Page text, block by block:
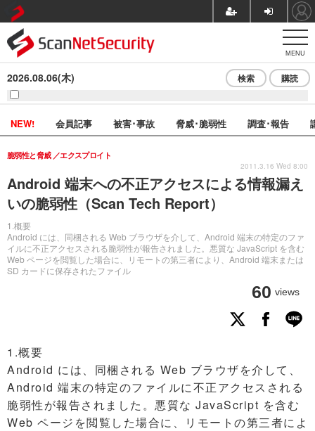
MENU
2026.08.06(木) 検索 購読
NEW! 会員記事 被害･事故 脅威･脆弱性 調査･報告
Android 端末への不正アクセスによる情報漏え
いの脆弱性（Scan Tech Report）
1.概要
Android には、同梱される Web ブラウザを介して、Android 端末の特定のファ
イルに不正アクセスされる脆弱性が報告されました。悪質な JavaScript を含む
Web ページを閲覧した場合に、リモートの第三者により、Android 端末または
SD カードに保存されたファイル
脆弱性と脅威 エクスプロイト
60 views
2011.3.16 Wed 8:00
1.概要
Android には、同梱される Web ブラウザを介して、
Android 端末の特定のファイルに不正アクセスされる
脆弱性が報告されました。悪質な JavaScript を含む
Web ページを閲覧した場合に、リモートの第三者によ